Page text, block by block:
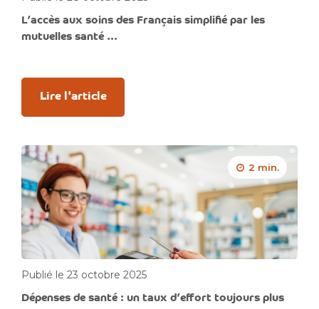
L’accès aux soins des Français simplifié par les
mutuelles santé ...
Lire l'article
2 min.
Publié le 23 octobre 2025
Dépenses de santé : un taux d’effort toujours plus